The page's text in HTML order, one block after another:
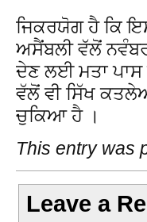
ਜਿਕਰਯੋਗ ਹੈ ਕਿ
ਅਸੈਂਬਲੀ ਵੱਲੋਂ
ਦੇਣ ਲਈ ਮਤਾ ਪਾਸ
ਵੱਲੋਂ ਵੀ ਸਿੱਖ
ਚੁਕਿਆ ਹੈ ।
This entry was
Leave a